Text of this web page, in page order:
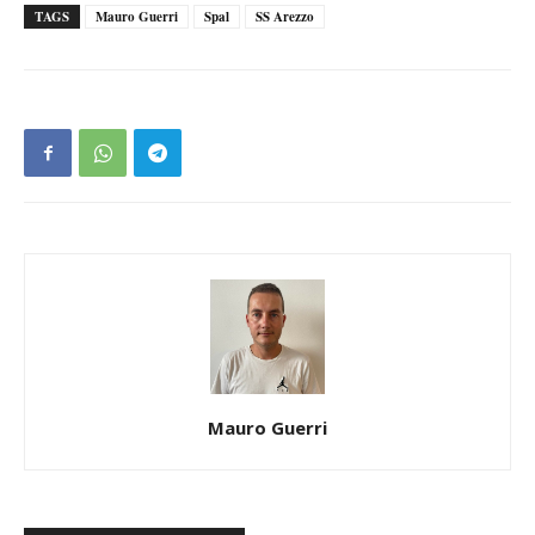
TAGS Mauro Guerri Spal SS Arezzo
Mauro Guerri